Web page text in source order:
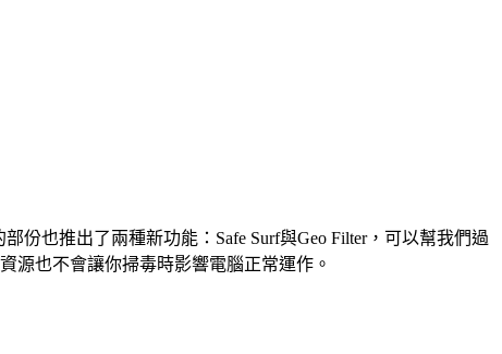
份也推出了兩種新功能：Safe Surf與Geo Filter，可以幫我們過
源也不會讓你掃毒時影響電腦正常運作。